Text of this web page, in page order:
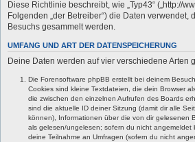
Diese Richtlinie beschreibt, wie „Typ43“ („http://
Folgenden „der Betreiber“) die Daten verwendet,
Besuchs gesammelt werden.
UMFANG UND ART DER DATENSPEICHERUNG
Deine Daten werden auf vier verschiedene Arten
Die Forensoftware phpBB erstellt bei deinem
Cookies sind kleine Textdateien, die dein Browser
die zwischen den einzelnen Aufrufen des Boards
sind die aktuelle ID deiner Sitzung (damit dir alle
können), Informationen über die von dir gelesenen
als gelesen/ungelesen; sofern du nicht angemeldet
deine Teilnahme an Umfragen (sofern du nicht